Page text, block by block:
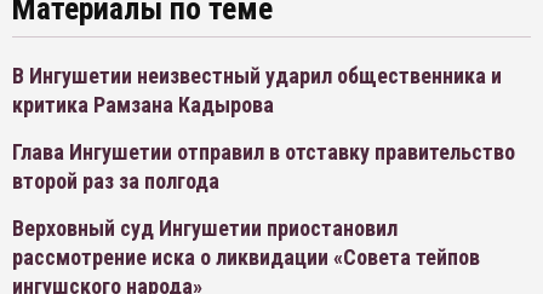
Материалы по теме
В Ингушетии неизвестный ударил общественника и
критика Рамзана Кадырова
Глава Ингушетии отправил в отставку правительство
второй раз за полгода
Верховный суд Ингушетии приостановил
рассмотрение иска о ликвидации «Совета тейпов
ингушского народа»